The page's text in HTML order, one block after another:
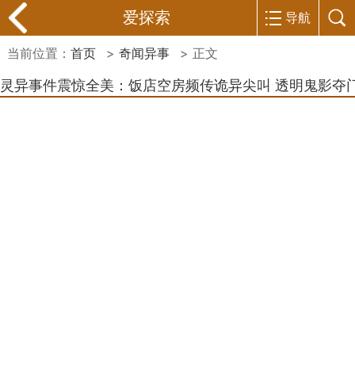
爱探索 导航
当前位置： 首页 > 奇闻异事 > 正文
灵异事件震惊全美：饭店空房频传诡异尖叫 透明鬼影夺